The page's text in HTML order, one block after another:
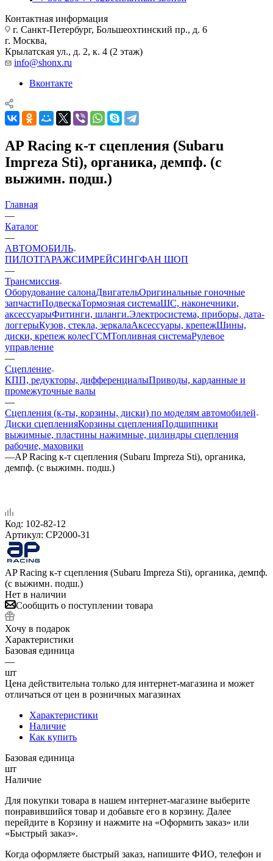
Контактная информация
г. Санкт-Петербург, Большеохтинский пр., д. 6
г. Москва,
Крылатская ул., д. 2, к. 4 (2 этаж)
info@shonx.ru
Вконтакте
AP Racing к-т сцепления (Subaru
Impreza Sti), органика, демпф. (с
выжимн. подш.)
Главная
—
Каталог
—
АВТОМОБИЛЬ
ПИЛОТГАРАЖСИМРЕЙСИНГФАН ШОП
—
Трансмиссия
Оборудование салонаДвигательОригинальные гоночные
запчастиПодвескаТормозная системаШС, наконечники,
аксессуарыФитинги, шланги.Электросистема, приборы, дата-
логгерыКузов, стекла, зеркалаАксессуары, крепежШины,
диски, крепеж колесГСМТопливная системаРулевое
управление
—
Сцепление
КПП, редукторы, дифференциалыПриводы, карданные и
промежуточные валы
—
Сцепления (к-ты, корзины, диски) по моделям автомобилей
Диски сцепленияКорзины сцепленияПодшипники
выжимные, пластины нажимные, цилиндры сцепления
рабочие, маховики
—AP Racing к-т сцепления (Subaru Impreza Sti), органика,
демпф. (с выжимн. подш.)
Код: 102-82-12
Артикул: CP2000-31
AP Racing к-т сцепления (Subaru Impreza Sti), органика, демпф.
(с выжимн. подш.)
Нет в наличии
Сообщить о поступлении товара
Хочу в подарок
Характеристики
Базовая единица
—
шт
Цена действительна только для интернет-магазина и может
отличаться от цен в розничных магазинах
Характеристики
Наличие
Как купить
Базовая единица
шт
Наличие
Для покупки товара в нашем интернет-магазине выберите
понравившийся товар и добавьте его в корзину. Далее
перейдите в Корзину и нажмите на «Оформить заказ» или
«Быстрый заказ».
Когда оформляете быстрый заказ, напишите ФИО, телефон и